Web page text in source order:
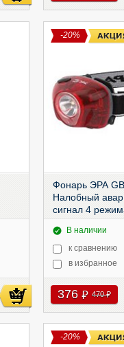
-20%
Фонарь ЭРА
Налобный
сигнал 4
В наличии
к сравнению
в избранное
376руб 470руб
-20%